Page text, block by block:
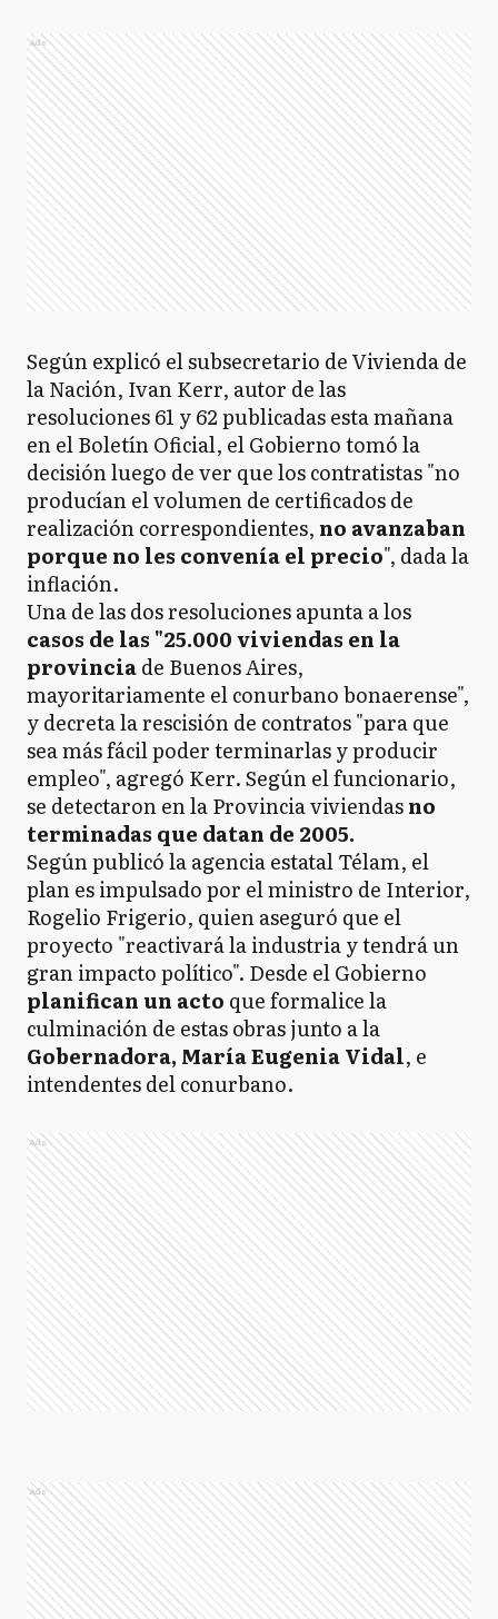
Ads
Según explicó el subsecretario de Vivienda de
la Nación, Ivan Kerr, autor de las
resoluciones 61 y 62 publicadas esta mañana
en el Boletín Oficial, el Gobierno tomó la
decisión luego de ver que los contratistas "no
producían el volumen de certificados de
realización correspondientes, no avanzaban
porque no les convenía el precio", dada la
inflación.
Una de las dos resoluciones apunta a los
casos de las "25.000 viviendas en la
provinciade Buenos Aires,
mayoritariamente el conurbano bonaerense",
y decreta la rescisión de contratos "para que
sea más fácil poder terminarlas y producir
empleo", agregó Kerr. Según el funcionario,
se detectaron en la Provincia viviendasno
terminadas que datan de 2005.
Según publicó la agencia estatal Télam, el
plan es impulsado por el ministro de Interior,
Rogelio Frigerio, quien aseguró que el
proyecto "reactivará la industria y tendrá un
gran impacto político". Desde el Gobierno
planifican un acto que formalice la
culminación de estas obras junto a la
Gobernadora, María Eugenia Vidal, e
intendentes del conurbano.
Ads
Ads